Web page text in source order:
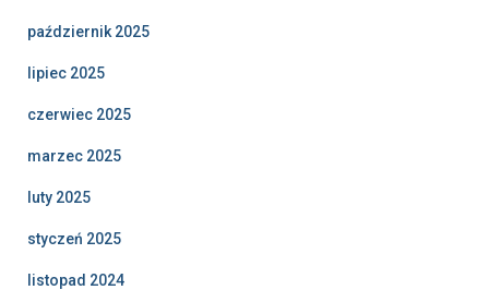
październik 2025
lipiec 2025
czerwiec 2025
marzec 2025
luty 2025
styczeń 2025
listopad 2024